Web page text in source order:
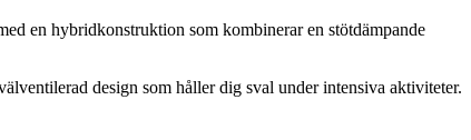
en hybridkonstruktion som kombinerar en stötdämpande
design som håller dig sval under intensiva aktiviteter.